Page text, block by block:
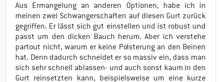
Aus Ermangelung an anderen Optionen, habe ich in
meinen zwei Schwangerschaften auf diesen Gurt zurück
gegriffen. Er lässt sich gut einstellen und ist robust und
passt um den dicken Bauch herum. Aber ich verstehe
partout nicht, warum er keine Polsterung an den Beinen
hat. Denn dadurch schneidet er so massiv ein, dass man
sich sehr schnell ablassen- und auch sonst kaum in den
Gurt reinsetzten kann, beispielsweise um eine kurze